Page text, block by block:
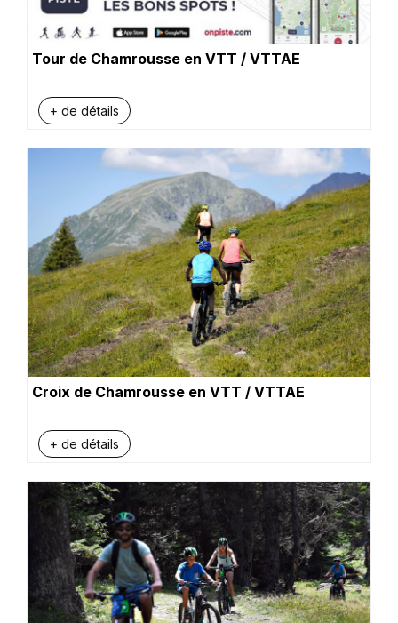
Tour de Chamrousse en VTT / VTTAE
+ de détails
Croix de Chamrousse en VTT / VTTAE
+ de détails